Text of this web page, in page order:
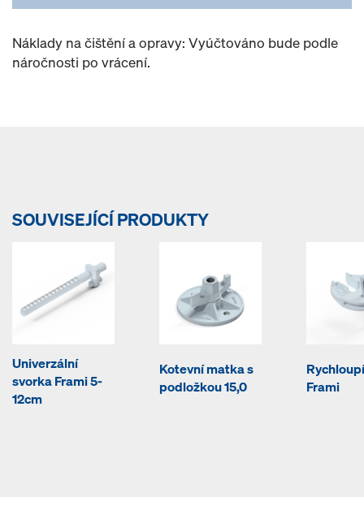
Náklady na čištění a opravy: Vyúčtováno bude podle
náročnosti po vrácení.
SOUVISEJÍCÍ PRODUKTY
Univerzální
svorka Frami 5-
12cm
Kotevní matka s
podložkou 15,0
Frami